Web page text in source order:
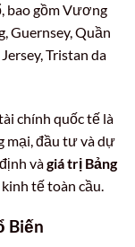
bao gồm Vương
Guernsey, Quần
Tristan da
chính quốc tế là
mại, đầu tư và dự
vàgiá trị Bảng
tế toàn cầu.
Biến